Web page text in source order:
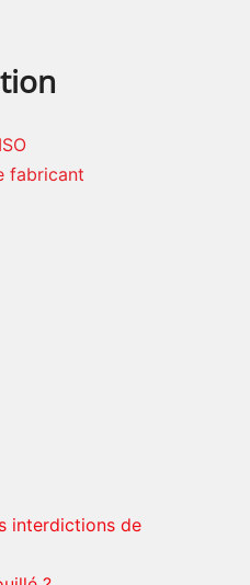
fabricant
interdictions de